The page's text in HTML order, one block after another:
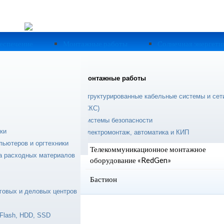
и оргтехники
расходных материалов
и деловых центров
HDD, SSD
Монтажные работы
Структурированные кабельные системы и
(СКС)
Системы безопасности
Электромонтаж, автоматика и КИП
Инвест»
создания
Структурированная Кабельная Система
ExaLan+
SONET - мультисервисные сети GPON
Телекоммуникационное монтажное
оборудование «RedGen»
Бастион